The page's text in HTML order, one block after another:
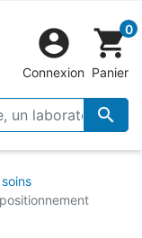


Connexion
shopping_cart0
Panier